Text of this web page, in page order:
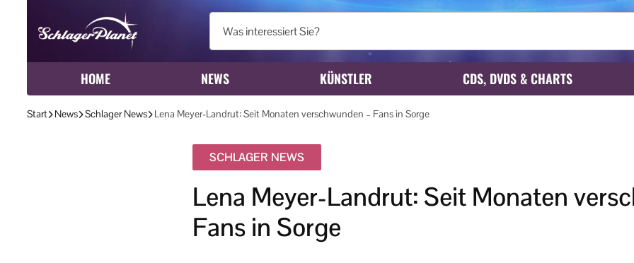
HOME NEWS KÜNSTLER CDS, DVDS & CHARTS
Start News Schlager News Lena Meyer-Landrut: Seit Monaten verschwunden – Fans in Sorge
SCHLAGER NEWS
Lena Meyer-Landrut: Seit Monaten
Fans in Sorge